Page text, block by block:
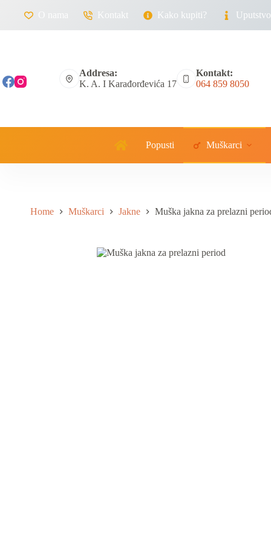
O nama Kontakt Kako kupiti?
Addresa:
K. A. I Karađorđevića 17
Kontakt:
064 859 8050
Popusti Muškarci
Home Muškarci Jakne Muška jakna za prelazni